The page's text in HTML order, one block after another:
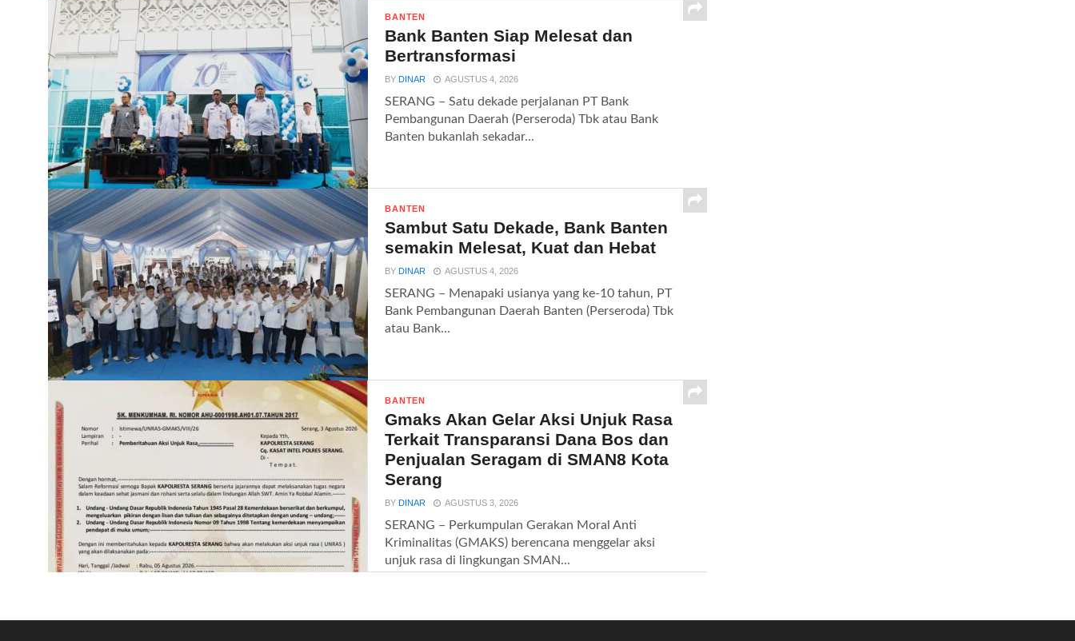
BANTEN
Bank Banten Siap Melesat dan
Bertransformasi
BYDINAR AGUSTUS 4, 2026
SERANG – Satu dekade perjalanan PT Bank
Pembangunan Daerah (Perseroda) Tbk atau Bank
Banten bukanlah sekadar...
BANTEN
Sambut Satu Dekade, Bank Banten
semakin Melesat, Kuat dan Hebat
BYDINAR AGUSTUS 4, 2026
SERANG – Menapaki usianya yang ke-10 tahun, PT
Bank Pembangunan Daerah Banten (Perseroda) Tbk
atau Bank...
BANTEN
Gmaks Akan Gelar Aksi Unjuk Rasa
Terkait Transparansi Dana Bos dan
Penjualan Seragam di SMAN8 Kota
Serang
BYDINAR AGUSTUS 3, 2026
SERANG – Perkumpulan Gerakan Moral Anti
Kriminalitas (GMAKS) berencana menggelar aksi
unjuk rasa di lingkungan SMAN...